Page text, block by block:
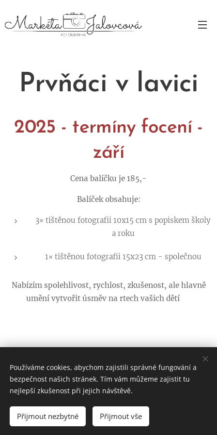
Prvňáci v lavici
2025 - termíny focení-
září
Cena balíčku je 185,-
Balíček obsahuje:
3× tištěnou fotografii 10x15 cm s popiskem školy
a roku
1× tištěnou fotografii 15x23 cm - společnou
Nabízím spolehlivost, rychlost, zkušenost, ale hlavně
umění vytvořit úsměv na rtech vašich dětí 🙂
© 2019 Markéta Jalovcová
Veškeré fotografie jsou chráněny autorskými právy. Zákaz
použití bez svolení autora.
Cookies
Používáme cookies, abychom zajistili správné fungování a
bezpečnost našich stránek. Tím vám můžeme zajistit tu
nejlepší zkušenost při jejich návštěvě.
Přijmout nezbytné Přijmout vše